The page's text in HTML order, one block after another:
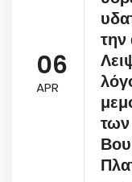
06
APR
την